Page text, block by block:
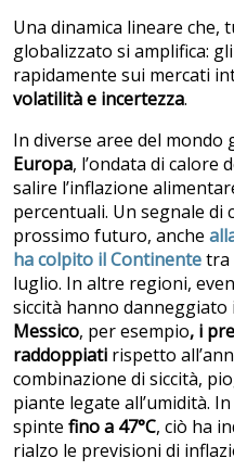
Una dinamica lineare che,
globalizzato si amplifica:
rapidamente sui mercati
volatilità e incertezza.
In diverse aree del
Europa, l’ondata di calore
salire l’inflazione
percentuali. Un segnale
prossimo futuro, anche
ha colpito il Continentetra
luglio. In altre regioni,
siccità hanno
Messico, per esempio, i
raddoppiati rispetto
combinazione di siccità,
piante legate all’umidità. In
spinte fino a 47°C, ciò ha
rialzo le previsioni di